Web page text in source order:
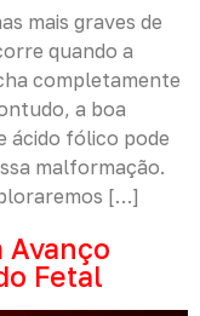
mais graves de
quando a
completamente
a boa
ácido fólico pode
malformação.
[…]
Avanço
Fetal